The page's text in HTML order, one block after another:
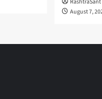
August 7,